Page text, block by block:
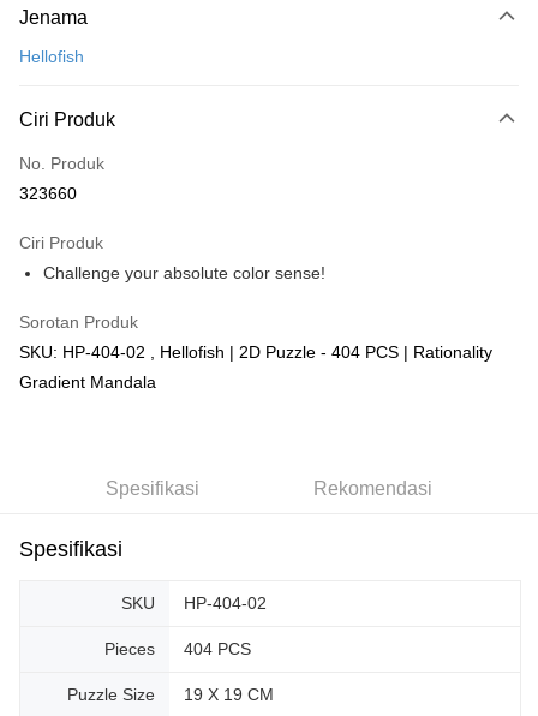
Kad Kredit
Hanya menyokong Maybank, CIMB Bank, Public Bank, RHB Bank, Hong
Boost
GrabPay
Rumah penghantaran
Rumah penghantaran
Jenama
Hellofish
Ciri Produk
No. Produk
323660
Ciri Produk
Challenge your absolute color sense!
Sorotan Produk
SKU: HP-404-02 , Hellofish | 2D Puzzle - 404 PCS | Rationality
Gradient Mandala
Spesifikasi Rekomendasi
Spesifikasi
SKU HP-404-02
Pieces 404 PCS
Puzzle Size 19 X 19 CM